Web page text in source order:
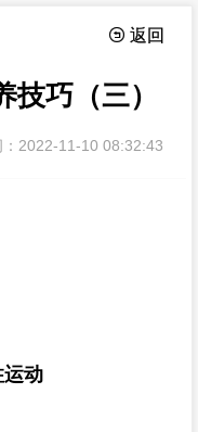
 返回
技巧（三）
：2022-11-10 08:32:43
运动